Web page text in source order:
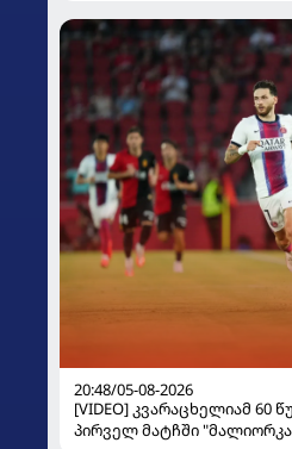
20:48/05-08-2026
[VIDEO] კვარაცხელიამ 60
პირველ მატჩში